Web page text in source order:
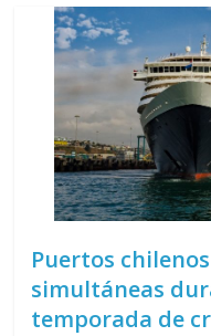
Puertos
simultáneas
temporada de